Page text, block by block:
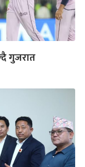
गुजरात